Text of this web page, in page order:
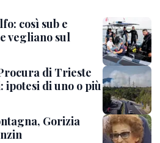
così sub e
vegliano sul
di Trieste
di uno o più
Gorizia